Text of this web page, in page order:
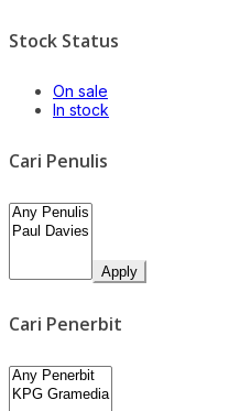
Stock Status
On sale
In stock
Cari Penulis
Apply
Cari Penerbit